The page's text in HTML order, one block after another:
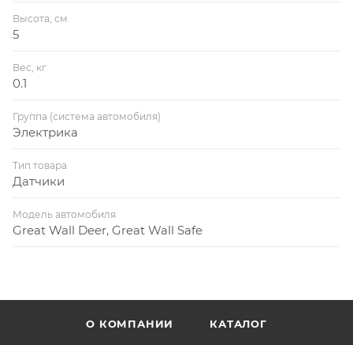
Высота, см
5
Вес, кг
0.1
Группа (система автомобиля)
Электрика
Тип товара
Датчики
Модель автомобиля
Great Wall Deer, Great Wall Safe
О КОМПАНИИ КАТАЛОГ